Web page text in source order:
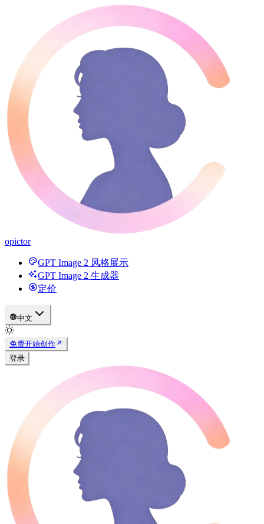
opictor
GPT Image 2 风格展示
GPT Image 2 生成器
定价
中文
免费开始创作
登录